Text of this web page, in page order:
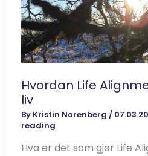
Hvordan Life
liv
By Kristin Norenberg /
reading
Hva er det som gjør Life